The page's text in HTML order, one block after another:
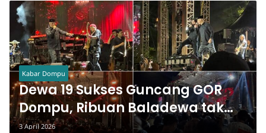
Kabar Dompu
Dewa 19 Sukses Guncang GOR
Dompu, Ribuan Baladewa tak
Henti Bernyanyi
3 April 2026